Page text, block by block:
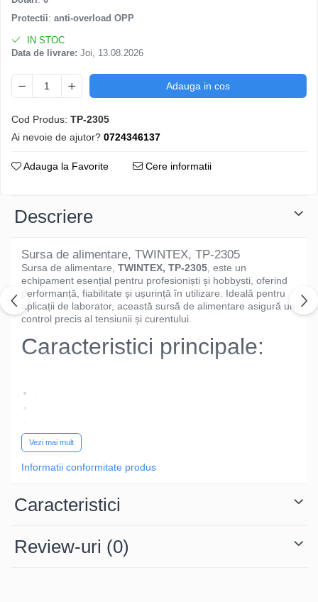
Protectii: anti-overload OPP
IN STOC
Data de livrare: Joi, 13.08.2026
Adauga in cos
Cod Produs: TP-2305
Ai nevoie de ajutor? 0724346137
Adauga la Favorite Cere informatii
Descriere
Sursa de alimentare, TWINTEX, TP-2305
Sursa de alimentare, TWINTEX, TP-2305 , este un
echipament esențial pentru profesioniști și hobbysti, oferind
performanță, fiabilitate și ușurință în utilizare. Ideală pentru
aplicații de laborator, această sursă de alimentare asigură un
control precis al tensiunii și curentului.
Caracteristici principale:
.
.
.
model?
Cu o combinație ideală de
Vezi mai mult
Informatii conformitate produs
Caracteristici
Review-uri (0)